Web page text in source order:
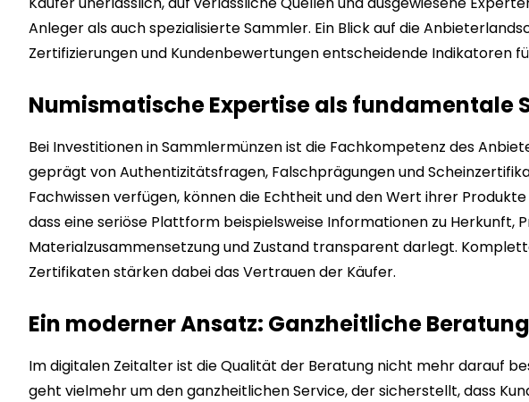
Anleger als auch spezialisierte Sammler. Ein Blick auf die
Zertifizierungen und Kundenbewertungen entscheidende Indikatoren
Numismatische Expertise als fundamentale
Bei Investitionen in Sammlermünzen ist die Fachkompetenz des
geprägt von Authentizitätsfragen, Falschprägungen und
Fachwissen verfügen, können die Echtheit und den Wert ihrer
dass eine seriöse Plattform beispielsweise Informationen zu Herkunft,
Materialzusammensetzung und Zustand transparent darlegt.
Zertifikaten stärken dabei das Vertrauen der Käufer.
Ein moderner Ansatz: Ganzheitliche
Im digitalen Zeitalter ist die Qualität der Beratung nicht mehr darauf
geht vielmehr um den ganzheitlichen Service, der sicherstellt, dass